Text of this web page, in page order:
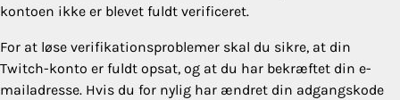
kontoen ikke er blevet fuldt verificeret.
For at løse verifikationsproblemer skal du sikre, at din
Twitch-konto er fuldt opsat, og at du har bekræftet din e-
mailadresse. Hvis du for nylig har ændret din adgangskode